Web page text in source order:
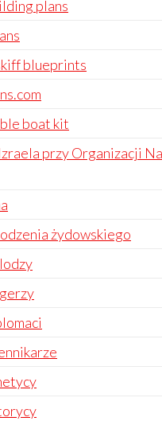
plans
blueprints
boat kit
przy Organizacji
żydowskiego